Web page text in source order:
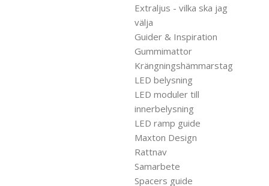
Extraljus - vilka ska jag
välja
Guider & Inspiration
Gummimattor
Krängningshämmarstag
LED belysning
LED moduler till
innerbelysning
LED ramp guide
Maxton Design
Rattnav
Samarbete
Spacers guide